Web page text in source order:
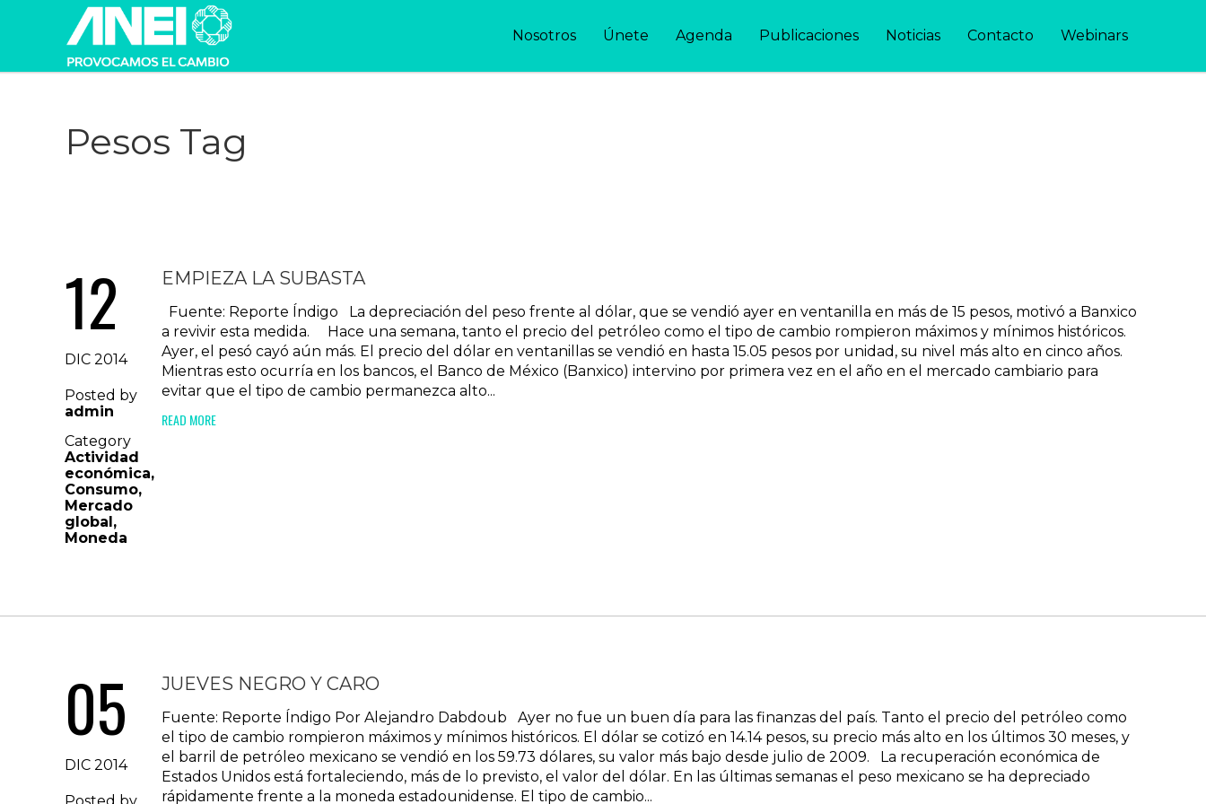
Nosotros Únete Agenda Publicaciones Noticias Contacto Webinars
Pesos Tag
12
DIC 2014
Posted by
admin
Category
Actividad
económica,
Consumo,
Mercado
global,
Moneda
EMPIEZA LA SUBASTA
Fuente: Reporte Índigo La depreciación del peso frente al dólar, que se vendió ayer en ventanilla en más de 15 pesos, motivó a Banxico
a revivir esta medida. Hace una semana, tanto el precio del petróleo como el tipo de cambio rompieron máximos y mínimos históricos.
Ayer, el pesó cayó aún más. El precio del dólar en ventanillas se vendió en hasta 15.05 pesos por unidad, su nivel más alto en cinco años.
Mientras esto ocurría en los bancos, el Banco de México (Banxico) intervino por primera vez en el año en el mercado cambiario para
evitar que el tipo de cambio permanezca alto...
READ MORE
05
DIC 2014
JUEVES NEGRO Y CARO
Fuente: Reporte Índigo Por Alejandro Dabdoub Ayer no fue un buen día para las finanzas del país. Tanto el precio del petróleo como
el tipo de cambio rompieron máximos y mínimos históricos. El dólar se cotizó en 14.14 pesos, su precio más alto en los últimos 30 meses, y
el barril de petróleo mexicano se vendió en los 59.73 dólares, su valor más bajo desde julio de 2009. La recuperación económica de
Estados Unidos está fortaleciendo, más de lo previsto, el valor del dólar. En las últimas semanas el peso mexicano se ha depreciado
rápidamente frente a la moneda estadounidense. El tipo de cambio...